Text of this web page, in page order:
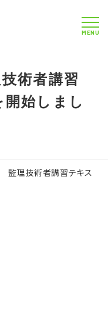
MENU
術者講習
始しまし
監理技術者講習テキス